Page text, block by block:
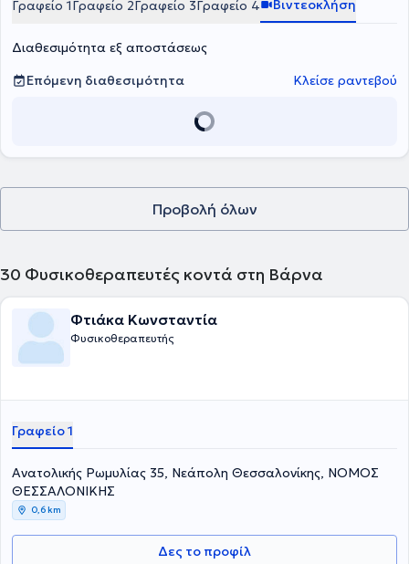
επιμόρφωση. Διακρίνεται για την αποτελεσματική επικοινωνία, την
κάθε ηλικίας μέσω πρόληψης, εκπαίδευσης και υποστήριξης στην
Γραφείο 1Γραφείο 2Γραφείο 3Γραφείο 4 Βιντεοκλήση
Διαθεσιμότητα εξ αποστάσεως
Επόμενη διαθεσιμότητα
Κλείσε ραντεβού
Προβολή όλων
30 Φυσικοθεραπευτές κοντά στη Βάρνα
Φτιάκα Κωνσταντία
Φυσικοθεραπευτής
Γραφείο 1
Ανατολικής Ρωμυλίας 35, Νεάπολη Θεσσαλονίκης, ΝΟΜΟΣ
ΘΕΣΣΑΛΟΝΙΚΗΣ
0,6 km
Δες το προφίλ